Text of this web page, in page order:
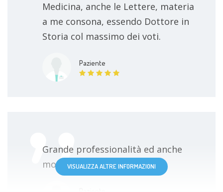
Medicina, anche le Lettere, materia
a me consona, essendo Dottore in
Storia col massimo dei voti.
Paziente
Grande professionalità ed anche
molto simpatico .
VISUALIZZA ALTRE INFORMAZIONI